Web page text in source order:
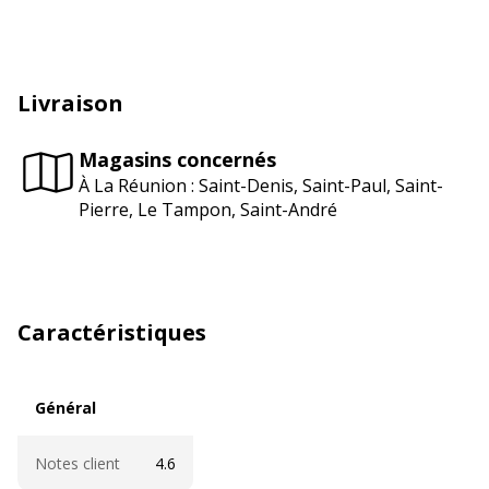
Livraison
Magasins concernés
À La Réunion : Saint-Denis, Saint-Paul, Saint-
Pierre, Le Tampon, Saint-André
Caractéristiques
Général
Notes client 4.6